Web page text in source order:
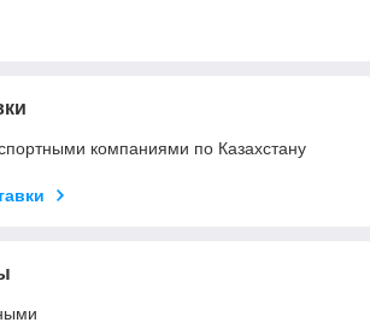
компаниями по Казахстану